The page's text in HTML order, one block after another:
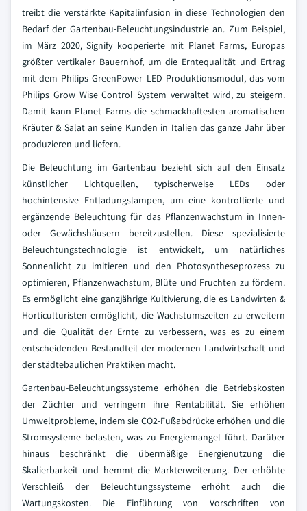
treibt die verstärkte Kapitalinfusion in diese Technologien den
Bedarf der Gartenbau-Beleuchtungsindustrie an. Zum Beispiel,
im März 2020, Signify kooperierte mit Planet Farms, Europas
größter vertikaler Bauernhof, um die Erntequalität und Ertrag
mit dem Philips GreenPower LED Produktionsmodul, das vom
Philips Grow Wise Control System verwaltet wird, zu steigern.
Damit kann Planet Farms die schmackhaftesten aromatischen
Kräuter & Salat an seine Kunden in Italien das ganze Jahr über
produzieren und liefern.
Die Beleuchtung im Gartenbau bezieht sich auf den Einsatz
künstlicher Lichtquellen, typischerweise LEDs oder
hochintensive Entladungslampen, um eine kontrollierte und
ergänzende Beleuchtung für das Pflanzenwachstum in Innen-
oder Gewächshäusern bereitzustellen. Diese spezialisierte
Beleuchtungstechnologie ist entwickelt, um natürliches
Sonnenlicht zu imitieren und den Photosyntheseprozess zu
optimieren, Pflanzenwachstum, Blüte und Fruchten zu fördern.
Es ermöglicht eine ganzjährige Kultivierung, die es Landwirten &
Horticulturisten ermöglicht, die Wachstumszeiten zu erweitern
und die Qualität der Ernte zu verbessern, was es zu einem
entscheidenden Bestandteil der modernen Landwirtschaft und
der städtebaulichen Praktiken macht.
Gartenbau-Beleuchtungssysteme erhöhen die Betriebskosten
der Züchter und verringern ihre Rentabilität. Sie erhöhen
Umweltprobleme, indem sie CO2-Fußabdrücke erhöhen und die
Stromsysteme belasten, was zu Energiemangel führt. Darüber
hinaus beschränkt die übermäßige Energienutzung die
Skalierbarkeit und hemmt die Markterweiterung. Der erhöhte
Verschleiß der Beleuchtungssysteme erhöht auch die
Wartungskosten. Die Einführung von Vorschriften von